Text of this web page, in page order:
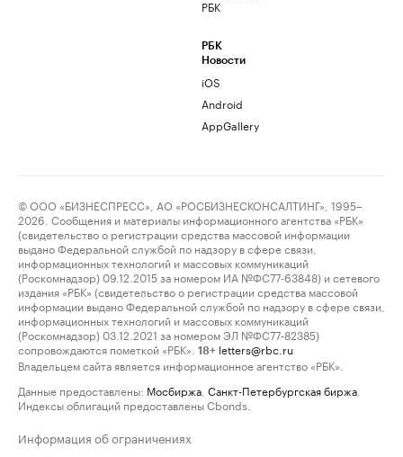
РБК
РБК
Новости
iOS
Android
AppGallery
© ООО «БИЗНЕСПРЕСС», АО «РОСБИЗНЕСКОНСАЛТИНГ», 1995–
2026. Сообщения и материалы информационного агентства «РБК»
(свидетельство о регистрации средства массовой информации
выдано Федеральной службой по надзору в сфере связи,
информационных технологий и массовых коммуникаций
(Роскомнадзор) 09.12.2015 за номером ИА №ФС77-63848) и сетевого
издания «РБК» (свидетельство о регистрации средства массовой
информации выдано Федеральной службой по надзору в сфере связи,
информационных технологий и массовых коммуникаций
(Роскомнадзор) 03.12.2021 за номером ЭЛ №ФС77-82385)
сопровождаются пометкой «РБК».
18+ letters@rbc.ru
Владельцем сайта является информационное агентство «РБК».
Данные предоставлены: Мосбиржа Санкт-Петербургская биржа
Индексы облигаций предоставлены Cbonds.
Информация об ограничениях